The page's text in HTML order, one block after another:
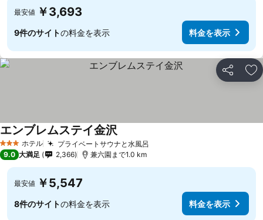
最安値 ￥3,693
9件のサイトの料金を表示 料金を表示
シェア お
3 ホテルのランク
ホテル プライベートサウナと水風呂
エンブレムステイ金沢料金を表示
9.0 大満足 2,366 兼六園まで1.0 km
最安値 ￥5,547
8件のサイトの料金を表示 料金を表示